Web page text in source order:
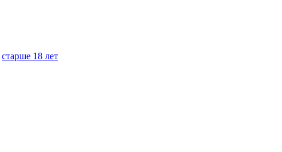
старше 18 лет